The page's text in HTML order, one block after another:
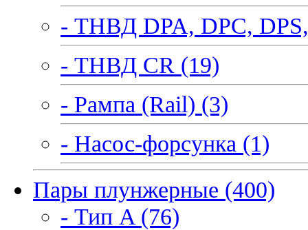
- ТНВД DPA, DPC,
- ТНВД CR (19)
- Рампа (Rail) (3)
- Насос-форсунка (1)
Пары плунжерные (400)
- Тип A (76)